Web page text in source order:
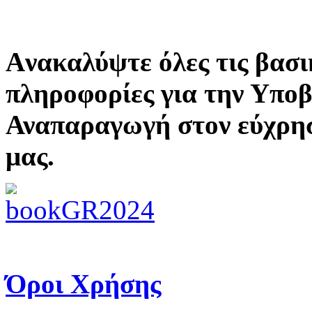
Aνακαλύψτε όλες τις
πληροφορίες για την
Αναπαραγωγή στον
μας.
Όροι Χρήσης